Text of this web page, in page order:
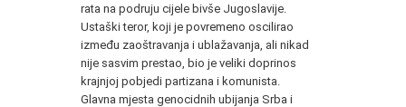
rata na podruju cijele bivše Jugoslavije.
Ustaški teror, koji je povremeno oscilirao
između zaoštravanja i ublažavanja, ali nikad
nije sasvim prestao, bio je veliki doprinos
krajnjoj pobjedi partizana i komunista.
Glavna mjesta genocidnih ubijanja Srba i